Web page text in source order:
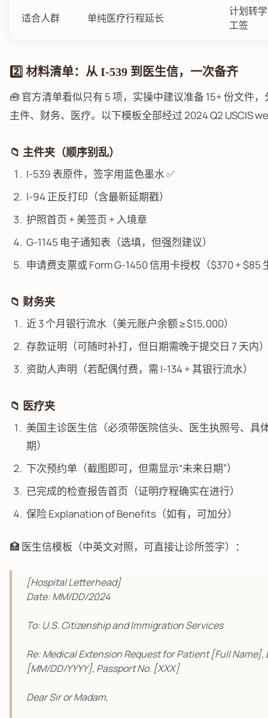
适合人群 单纯医疗行程延长
计划转
工签
2️⃣ 材料清单：从 I-539 到医生信，一次备齐
🧰 官方清单看似只有 5 项，实操中建议准备 15+ 份文件
主件、财务、医疗。以下模板全部经过 2024 Q2 USCIS
📁 主件夹（顺序别乱）
I-539 表原件，签字用蓝色墨水 ✅
I-94 正反打印（含最新延期戳）
护照首页 + 美签页 + 入境章
G-1145 电子通知表（选填，但强烈建议）
申请费支票或 Form G-1450 信用卡授权（$370 + $85
📁 财务夹
近 3 个月银行流水（美元账户余额 ≥ $15,000）
存款证明（可随时补打，但日期需晚于提交日 7 天内
资助人声明（若配偶付费，需 I-134 + 其银行流水）
📁 医疗夹
美国主诊医生信（必须带医院信头、医生执照号、具
期）
下次预约单（截图即可，但需显示“未来日期”）
已完成的检查报告首页（证明疗程确实在进行）
保险 Explanation of Benefits（如有，可加分）
🏥 医生信模板（中英文对照，可直接让诊所签字）：
[Hospital Letterhead]
Date: MM/DD/2024
To: U.S. Citizenship and Immigration Services
Re: Medical Extension Request for Patient [Full Name],
[MM/DD/YYYY], Passport No. [XXX]
Dear Sir or Madam,